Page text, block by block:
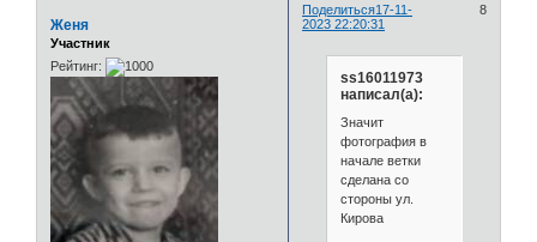
Поделиться 8
17-11-
2023 22:20:31
Женя
Участник
Рейтинг:
ss16011973
написал(а):
Значит
фотография в
начале ветки
сделана со
стороны ул.
Кирова